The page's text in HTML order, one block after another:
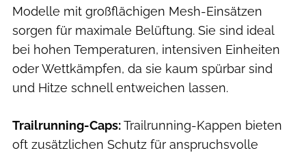
Modelle mit großflächigen Mesh-Einsätzen
sorgen für maximale Belüftung. Sie sind ideal
bei hohen Temperaturen, intensiven Einheiten
oder Wettkämpfen, da sie kaum spürbar sind
und Hitze schnell entweichen lassen.
Trailrunning-Caps:Trailrunning-Kappen bieten
oft zusätzlichen Schutz für anspruchsvolle